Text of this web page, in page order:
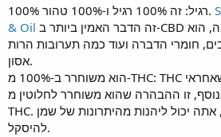
100% רגיל: זה 100% רגיל ו-100% טהור.
& Oil זה הדבר האמין ביותר ב-CBD ששומר. באופן דומה, הוא
חומרי הדברה ועוד כמה תערובות הרות
אסון.
הוא משוחרר ב-100% מ-THC: THC הוא החלק המעורר, שאחראי
זו ההבהרה שהוא משוחרר לחלוטין מ-
THC. בדרך זו, אתה יכול ליהנות מהיתרונות של שמן CBD מבלי
להיסקל.